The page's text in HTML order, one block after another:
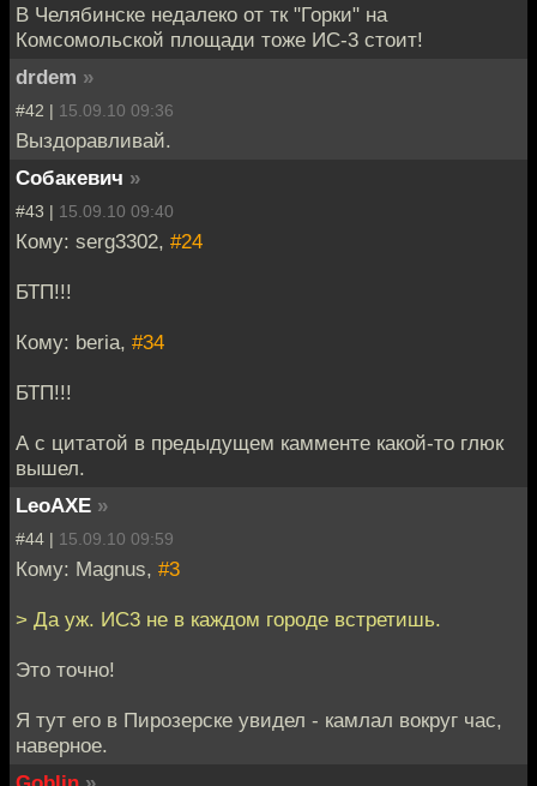
В Челябинске недалеко от тк "Горки" на
Комсомольской площади тоже ИС-3 стоит!
drdem »
#42 | 15.09.10 09:36
Выздоравливай.
Собакевич »
#43 | 15.09.10 09:40
Кому: serg3302, #24
БТП!!!
Кому: beria, #34
БТП!!!
А с цитатой в предыдущем камменте какой-то глюк
вышел.
LeoAXE »
#44 | 15.09.10 09:59
Кому: Magnus, #3
> Да уж. ИС3 не в каждом городе встретишь.
Это точно!
Я тут его в Пирозерске увидел - камлал вокруг час,
наверное.